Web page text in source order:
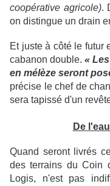
coopérative agricole).
on distingue un drain
Et juste à côté le futur
cabanon double. «
en mélèze seront
précise le chef de
sera tapissé d'un
De
Quand seront livrés
des terrains du Coin
Logis, n'est pas